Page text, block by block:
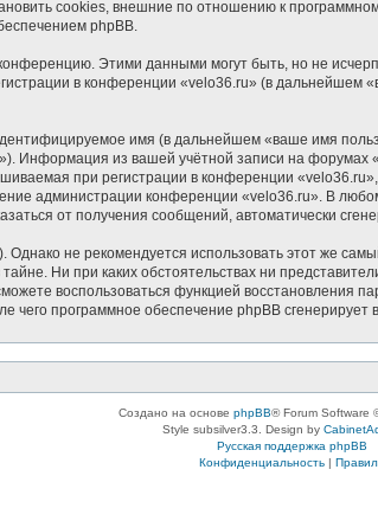
cookies, внешние по отношению к
phpBB.
Этими данными могут быть, но не
в конференции «velo36.ru» (в дальнейшем
имя (в дальнейшем «ваше имя
Информация из вашей учётной записи на
при регистрации в конференции
администрации конференции «velo36.ru». В
от получения сообщений, автоматически
не рекомендуется использовать этот же
Ни при каких обстоятельствах ни
воспользоваться функцией
чего программное обеспечение phpBB
Создано на основе phpBB® Forum Software
Style subsilver3.3. Design by
Русская поддержка phpBB
Конфиденциальность|